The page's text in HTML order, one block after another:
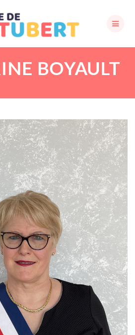
content
BOYAULT